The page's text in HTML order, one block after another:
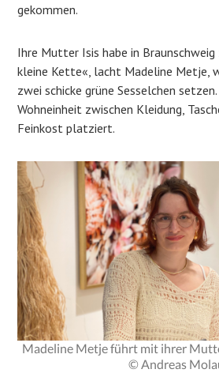
gekommen.
Ihre Mutter Isis habe in Braunschweig
kleine Kette«, lacht Madeline Metje,
zwei schicke grüne Sesselchen
Wohneinheit zwischen Kleidung,
Feinkost platziert.
Madeline Metje führt mit ihrer
© Andreas